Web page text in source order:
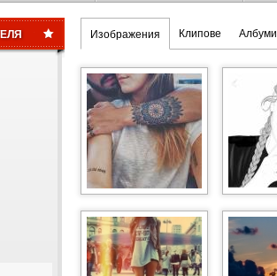
Изображения Клипове Албуми